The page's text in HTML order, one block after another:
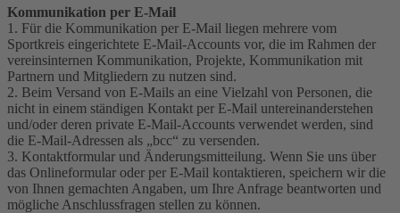
Kommunikation per E-Mail
1. Für die Kommunikation per E-Mail liegen mehrere vom
Sportkreis eingerichtete E-Mail-Accounts vor, die im Rahmen der
vereinsinternen Kommunikation, Projekte, Kommunikation mit
Partnern und Mitgliedern zu nutzen sind.
2. Beim Versand von E-Mails an eine Vielzahl von Personen, die
nicht in einem ständigen Kontakt per E-Mail untereinanderstehen
und/oder deren private E-Mail-Accounts verwendet werden, sind
die E-Mail-Adressen als „bcc“ zu versenden.
3. Kontaktformular und Änderungsmitteilung. Wenn Sie uns über
das Onlineformular oder per E-Mail kontaktieren, speichern wir die
von Ihnen gemachten Angaben, um Ihre Anfrage beantworten und
mögliche Anschlussfragen stellen zu können.